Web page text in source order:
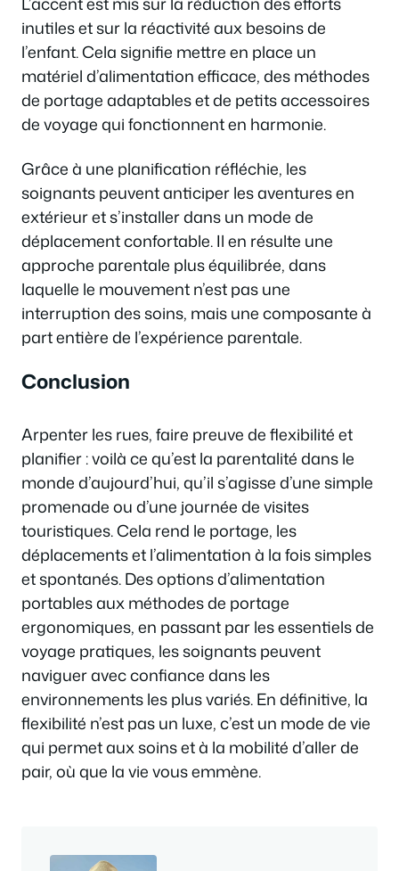
inutiles et sur la réactivité aux besoins de
l’enfant. Cela signifie mettre en place un
matériel d’alimentation efficace, des méthodes
de portage adaptables et de petits accessoires
de voyage qui fonctionnent en harmonie.
Grâce à une planification réfléchie, les
soignants peuvent anticiper les aventures en
extérieur et s’installer dans un mode de
déplacement confortable. Il en résulte une
approche parentale plus équilibrée, dans
laquelle le mouvement n’est pas une
interruption des soins, mais une composante à
part entière de l’expérience parentale.
Conclusion
Arpenter les rues, faire preuve de flexibilité et
planifier : voilà ce qu’est la parentalité dans le
monde d’aujourd’hui, qu’il s’agisse d’une simple
promenade ou d’une journée de visites
touristiques. Cela rend le portage, les
déplacements et l’alimentation à la fois simples
et spontanés. Des options d’alimentation
portables aux méthodes de portage
ergonomiques, en passant par les essentiels de
voyage pratiques, les soignants peuvent
naviguer avec confiance dans les
environnements les plus variés. En définitive, la
flexibilité n’est pas un luxe, c’est un mode de vie
qui permet aux soins et à la mobilité d’aller de
pair, où que la vie vous emmène.